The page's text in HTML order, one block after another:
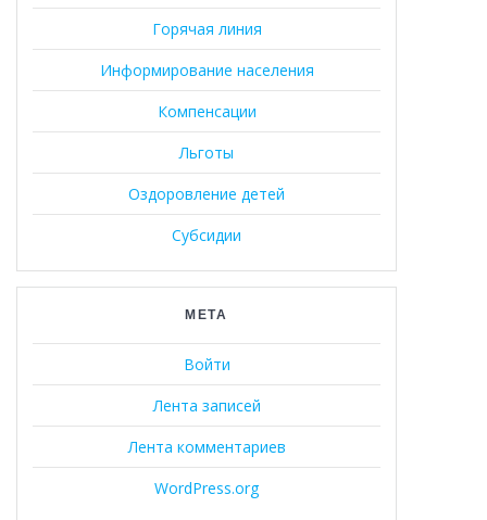
Горячая линия
Информирование населения
Компенсации
Льготы
Оздоровление детей
Субсидии
МЕТА
Войти
Лента записей
Лента комментариев
WordPress.org